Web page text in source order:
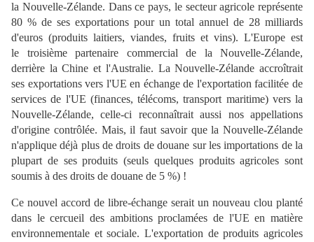
la Nouvelle-Zélande. Dans ce pays, le secteur agricole représente
80 % de ses exportations pour un total annuel de 28 milliards
d'euros (produits laitiers, viandes, fruits et vins). L'Europe est
le troisième partenaire commercial de la Nouvelle-Zélande,
derrière la Chine et l'Australie. La Nouvelle-Zélande accroîtrait
ses exportations vers l'UE en échange de l'exportation facilitée de
services de l'UE (finances, télécoms, transport maritime) vers la
Nouvelle-Zélande, celle-ci reconnaîtrait aussi nos appellations
d'origine contrôlée. Mais, il faut savoir que la Nouvelle-Zélande
n'applique déjà plus de droits de douane sur les importations de la
plupart de ses produits (seuls quelques produits agricoles sont
soumis à des droits de douane de 5 %) !
Ce nouvel accord de libre-échange serait un nouveau clou planté
dans le cercueil des ambitions proclamées de l'UE en matière
environnementale et sociale. L'exportation de produits agricoles